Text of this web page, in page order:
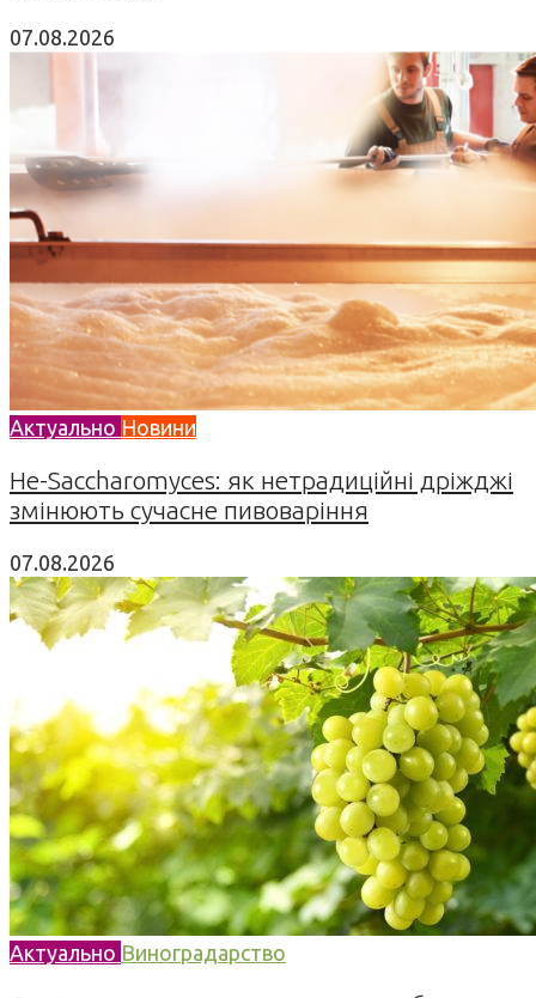
07.08.2026
Актуально Новини
Не-Saccharomyces: як нетрадиційні дріжджі
змінюють сучасне пивоваріння
07.08.2026
Актуально Виноградарство